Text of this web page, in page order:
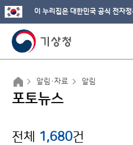
이 누리집은 대한민국 공식 전자
알림·자료 알림
포토뉴스
전체 1,680건